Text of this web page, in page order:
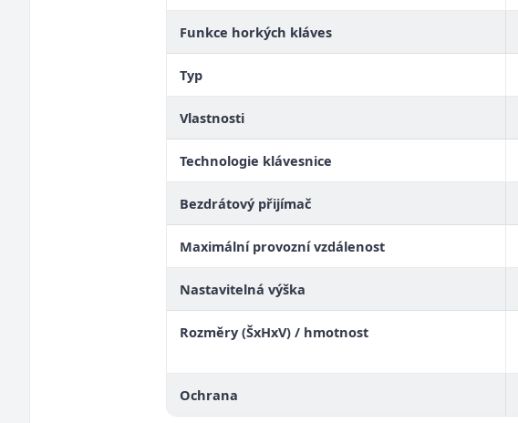
Funkce horkých kláves
Typ
Vlastnosti
Technologie klávesnice
Bezdrátový přijímač
Maximální provozní vzdálenost
Nastavitelná výška
Rozměry (ŠxHxV) / hmotnost
Ochrana